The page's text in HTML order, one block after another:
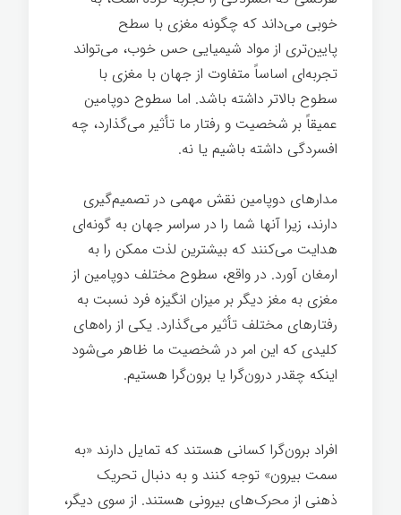
خوبی می‌داند که چگونه مغزی با سطح
پایین‌تری از مواد شیمیایی حس خوب، می‌تواند
تجربه‌ای اساساً متفاوت از جهان با مغزی با
سطوح بالاتر داشته باشد. اما سطوح دوپامین
عمیقاً بر شخصیت و رفتار ما تأثیر می‌گذارد، چه
افسردگی داشته باشیم یا نه.
مدارهای دوپامین نقش مهمی در تصمیم‌گیری
دارند، زیرا آنها شما را در سراسر جهان به گونه‌ای
هدایت می‌کنند که بیشترین لذت ممکن را به
ارمغان آورد. در واقع، سطوح مختلف دوپامین از
مغزی به مغز دیگر بر میزان انگیزه فرد نسبت به
رفتارهای مختلف تأثیر می‌گذارد. یکی از راه‌های
کلیدی که این امر در شخصیت ما ظاهر می‌شود
اینکه چقدر درون‌گرا یا برون‌گرا هستیم.
افراد برون‌گرا کسانی هستند که تمایل دارند «به
سمت بیرون» توجه کنند و به دنبال تحریک
ذهنی از محرک‌های بیرونی هستند. از سوی دیگر،